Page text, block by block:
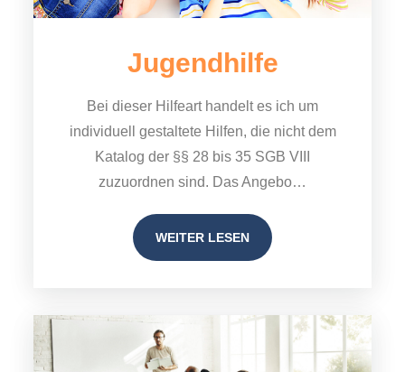
Jugendhilfe
Bei dieser Hilfeart handelt es ich um
individuell gestaltete Hilfen, die nicht dem
Katalog der §§ 28 bis 35 SGB VIII
zuzuordnen sind. Das Angebo…
WEITER LESEN